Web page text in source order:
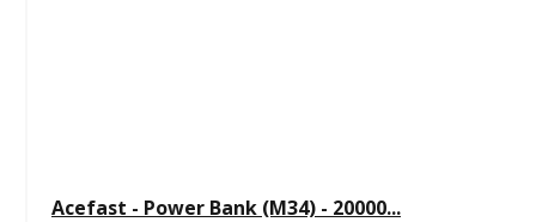
Acefast - Power Bank (M34) - 20000...